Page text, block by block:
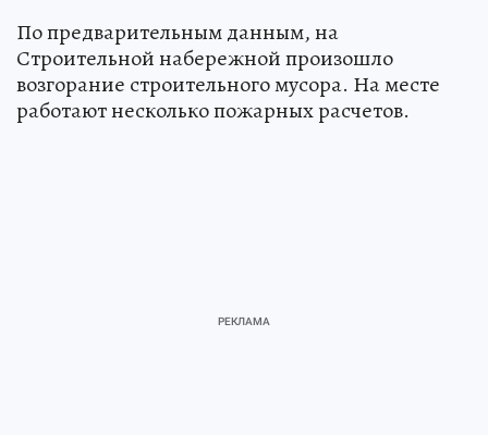
По предварительным данным, на
Строительной набережной произошло
возгорание строительного мусора. На месте
работают несколько пожарных расчетов.